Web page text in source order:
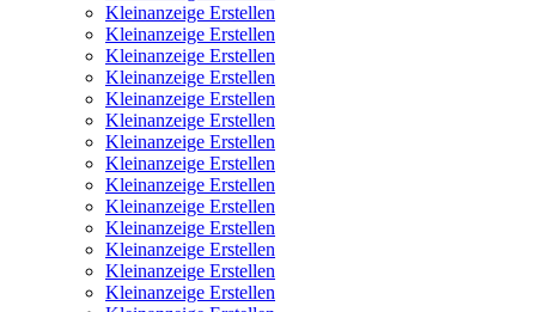
Kleinanzeige Erstellen
Kleinanzeige Erstellen
Kleinanzeige Erstellen
Kleinanzeige Erstellen
Kleinanzeige Erstellen
Kleinanzeige Erstellen
Kleinanzeige Erstellen
Kleinanzeige Erstellen
Kleinanzeige Erstellen
Kleinanzeige Erstellen
Kleinanzeige Erstellen
Kleinanzeige Erstellen
Kleinanzeige Erstellen
Kleinanzeige Erstellen